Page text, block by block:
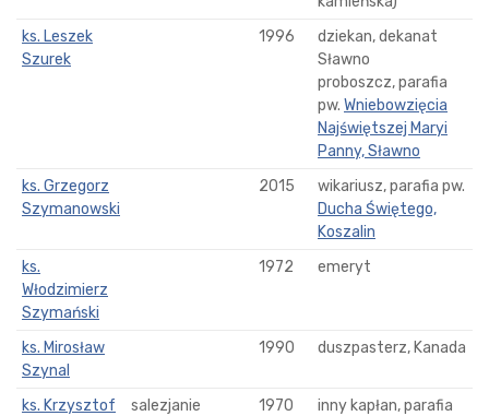
ks. Leszek
Szurek
1996
dziekan, dekanat
Sławno
proboszcz, parafia
pw. Wniebowzięcia
Najświętszej Maryi
Panny, Sławno
ks. Grzegorz
Szymanowski
2015
wikariusz, parafia pw.
Ducha Świętego,
Koszalin
ks.
Włodzimierz
Szymański
1972 emeryt
ks. Mirosław
Szynal
1990 duszpasterz, Kanada
ks. Krzysztof
salezjanie 1970
inny kapłan, parafia